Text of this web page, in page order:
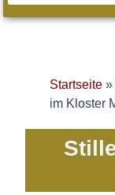
Startseite »
im Kloster